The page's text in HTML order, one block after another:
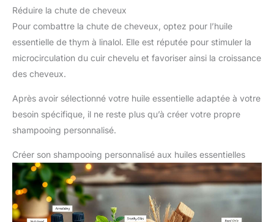
Réduire la chute de cheveux
Pour combattre la chute de cheveux, optez pour l’huile
essentielle de thym à linalol. Elle est réputée pour stimuler la
microcirculation du cuir chevelu et favoriser ainsi la croissance
des cheveux.
Après avoir sélectionné votre huile essentielle adaptée à votre
besoin spécifique, il ne reste plus qu’à créer votre propre
shampooing personnalisé.
Créer son shampooing personnalisé aux huiles essentielles